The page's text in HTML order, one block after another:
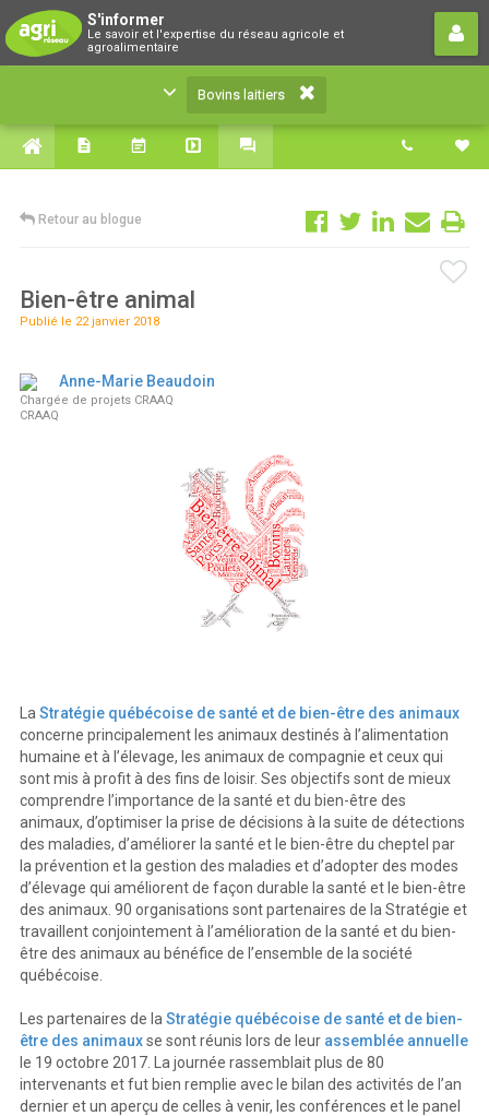
S'informer
Le savoir et l'expertise du réseau agricole et
agroalimentaire
Bovins laitiers
Le savoir et l'expertise du réseau agricole et
agroalimentaire
Bovins laitiers
Retour au blogue
Bien-être animal
Publié le 22 janvier 2018
Anne-Marie Beaudoin
Chargée de projets CRAAQ
CRAAQ
La Stratégie québécoise de santé et de bien-être des animaux
concerne principalement les animaux destinés à l’alimentation
humaine et à l’élevage, les animaux de compagnie et ceux qui
sont mis à profit à des fins de loisir. Ses objectifs sont de mieux
comprendre l’importance de la santé et du bien-être des
animaux, d’optimiser la prise de décisions à la suite de détections
des maladies, d’améliorer la santé et le bien-être du cheptel par
la prévention et la gestion des maladies et d’adopter des modes
d’élevage qui améliorent de façon durable la santé et le bien-être
des animaux. 90 organisations sont partenaires de la Stratégie et
travaillent conjointement à l’amélioration de la santé et du bien-
être des animaux au bénéfice de l’ensemble de la société
québécoise.
Les partenaires de la Stratégie québécoise de santé et de bien-
être des animauxse sont réunis lors de leur assemblée annuelle
le 19 octobre 2017. La journée rassemblait plus de 80
intervenants et fut bien remplie avec le bilan des activités de l’an
dernier et un aperçu de celles à venir, les conférences et le panel